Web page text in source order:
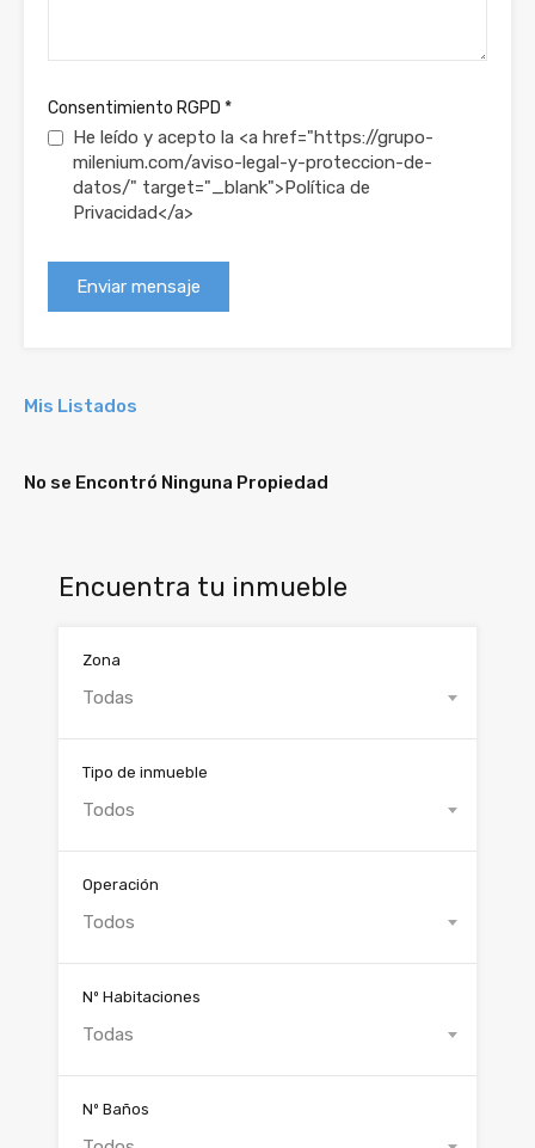
Consentimiento RGPD *
He leído y acepto la <a href="https://grupo-
milenium.com/aviso-legal-y-proteccion-de-
datos/" target="_blank">Política de
Privacidad</a>
Mis Listados
No se Encontró Ninguna Propiedad
Encuentra tu inmueble
Zona
Todas
Tipo de inmueble
Todos
Operación
Todos
Nº Habitaciones
Todas
Nº Baños